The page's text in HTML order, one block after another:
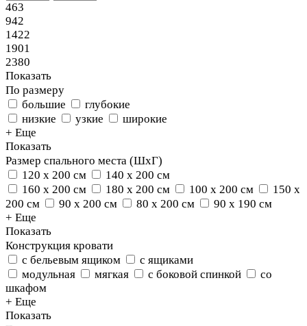
463
942
1422
1901
2380
Показать
По размеру
большие
глубокие
низкие
узкие
широкие
+ Еще
Показать
Размер спального места (ШхГ)
120 х 200 см
140 х 200 см
160 х 200 см
180 х 200 см 100 х 200 см
150 х
200 см
90 х 200 см 80 х 200 см
90 х 190 см
+ Еще
Показать
Конструкция кровати
с бельевым ящиком
с ящиками
модульная
мягкая с боковой спинкой
со
шкафом
+ Еще
Показать